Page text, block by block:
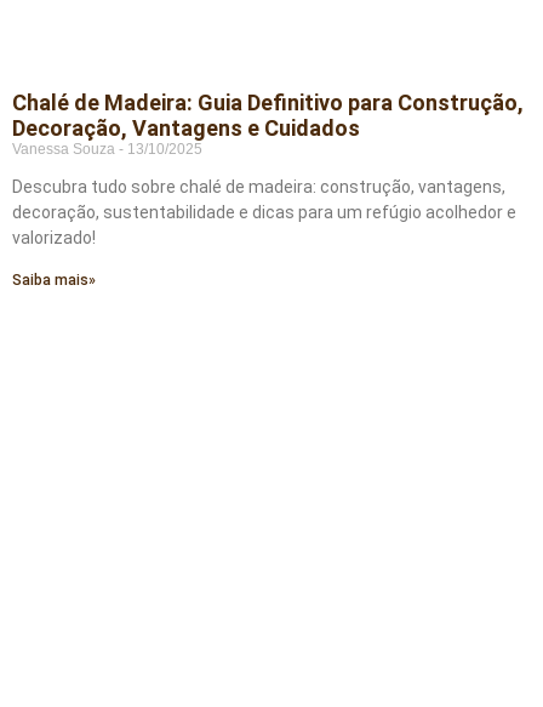
Chalé de Madeira: Guia Definitivo para Construção,
Decoração, Vantagens e Cuidados
Vanessa Souza 13/10/2025
Descubra tudo sobre chalé de madeira: construção, vantagens,
decoração, sustentabilidade e dicas para um refúgio acolhedor e
valorizado!
Saiba mais»